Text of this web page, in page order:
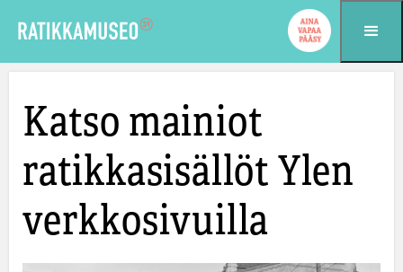
Katso mainiot
ratikkasisällöt Ylen
verkkosivuilla